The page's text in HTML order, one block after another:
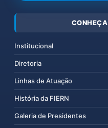
CONHEÇA
Institucional
Diretoria
Linhas de Atuação
História da FIERN
Galeria de Presidentes